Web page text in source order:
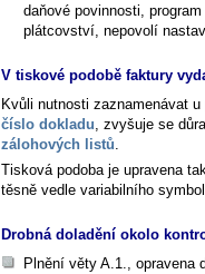
daňové povinnosti,
plátcovství, nepovolí
V tiskové podobě faktury
Kvůli nutnosti zaznamenávat
číslo dokladu, zvyšuje se
zálohových listů.
Tisková podoba je upravena
těsně vedle variabilního
Drobná doladění okolo
Plnění věty A.1., opravena